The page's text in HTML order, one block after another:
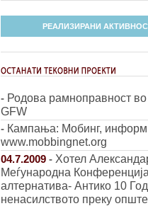
РЕАЛИЗИРАНИ
- Родова рамноправност во
GFW
- Кампања: Мобинг,
www.mobbingnet.org
04.7.2009 - Хотел
Меѓународна
алтернатива- Антико 10
ненасилството преку